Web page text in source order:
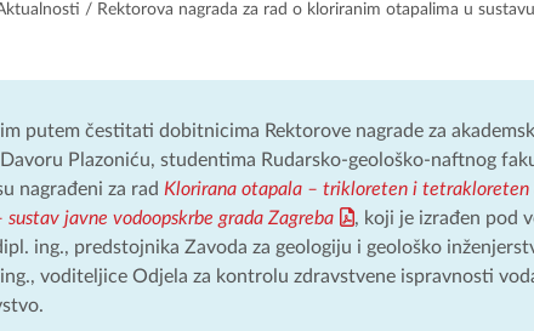
/ Rektorova nagrada za rad o kloriranim otapalima u
putem čestitati dobitnicima Rektorove nagrade za
Plazoniću, studentima Rudarsko-geološko-naftnog
nagrađeni za rad Klorirana otapala – trikloreten i tetrakloreten
javne vodoopskrbe grada Zagreba
, koji je izrađen pod
ing., predstojnika Zavoda za geologiju i geološko
voditeljice Odjela za kontrolu zdravstvene ispravnosti